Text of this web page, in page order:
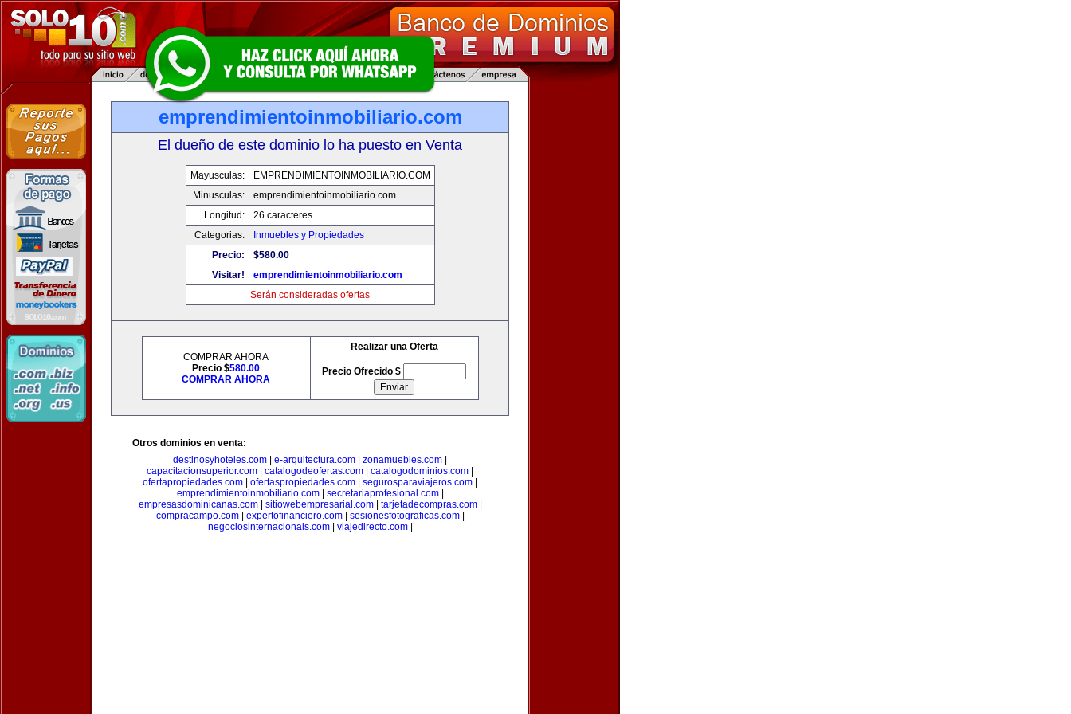
emprendimientoinmobiliario.com
El dueño de este dominio lo ha puesto en Venta
Mayusculas:
EMPRENDIMIENTOINMOBILIARIO.COM
Minusculas:
emprendimientoinmobiliario.com
Longitud:
26 caracteres
Categorias:
Inmuebles y Propiedades
Precio:
$580.00
Visitar!
emprendimientoinmobiliario.com
Serán consideradas ofertas
COMPRAR AHORA
Precio $580.00
COMPRAR AHORA
Realizar una Oferta
Precio Ofrecido $
Otros dominios en venta:
destinosyhoteles.com
e-arquitectura.com zonamuebles.com
capacitacionsuperior.com
catalogodeofertas.com catalogodominios.com
ofertapropiedades.com
ofertaspropiedades.com segurosparaviajeros.com
emprendimientoinmobiliario.com| secretariaprofesional.com|
empresasdominicanas.com| sitiowebempresarial.com| tarjetadecompras.com|
compracampo.com| expertofinanciero.com| sesionesfotograficas.com|
negociosinternacionais.com| viajedirecto.com|